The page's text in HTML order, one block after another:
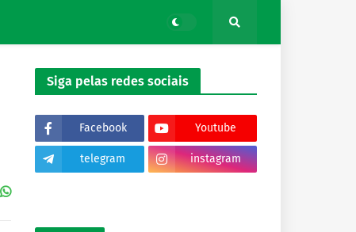
Siga pelas redes sociais
Facebook Youtube
telegram instagram